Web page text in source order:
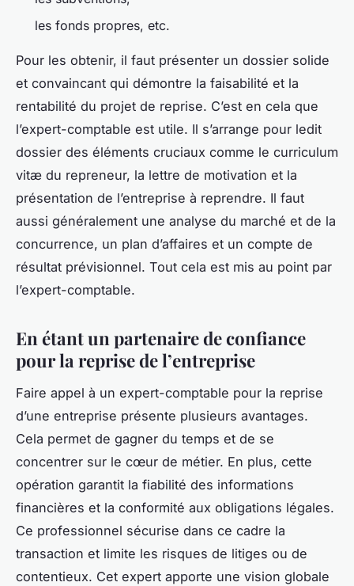
les fonds propres, etc.
Pour les obtenir, il faut présenter un dossier solide
et convaincant qui démontre la faisabilité et la
rentabilité du projet de reprise. C’est en cela que
l’expert-comptable est utile. Il s’arrange pour ledit
dossier des éléments cruciaux comme le curriculum
vitæ du repreneur, la lettre de motivation et la
présentation de l’entreprise à reprendre. Il faut
aussi généralement une analyse du marché et de la
concurrence, un plan d’affaires et un compte de
résultat prévisionnel. Tout cela est mis au point par
l’expert-comptable.
En étant un partenaire de confiance
pour la reprise de l’entreprise
Faire appel à un expert-comptable pour la reprise
d’une entreprise présente plusieurs avantages.
Cela permet de gagner du temps et de se
concentrer sur le cœur de métier. En plus, cette
opération garantit la fiabilité des informations
financières et la conformité aux obligations légales.
Ce professionnel sécurise dans ce cadre la
transaction et limite les risques de litiges ou de
contentieux. Cet expert apporte une vision globale